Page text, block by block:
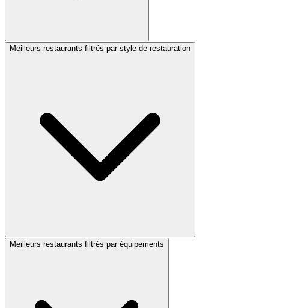
Meilleurs restaurants filtrés par style de restauration
Meilleurs restaurants filtrés par équipements